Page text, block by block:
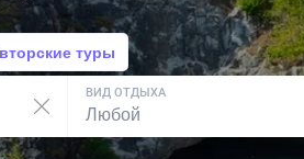
туры
ВИД ОТДЫХА